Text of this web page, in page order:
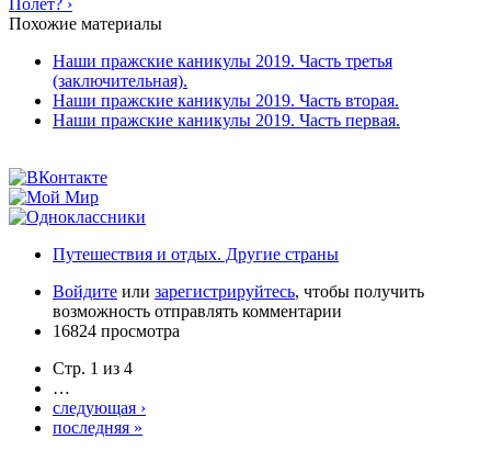
Похожие материалы
Наши пражские каникулы 2019. Часть третья
(заключительная).
Наши пражские каникулы 2019. Часть вторая.
Наши пражские каникулы 2019. Часть первая.
Путешествия и отдых. Другие страны
Войдите или зарегистрируйтесь, чтобы получить
возможность отправлять комментарии
16824 просмотра
Стр. 1 из 4
…
следующая ›
последняя »